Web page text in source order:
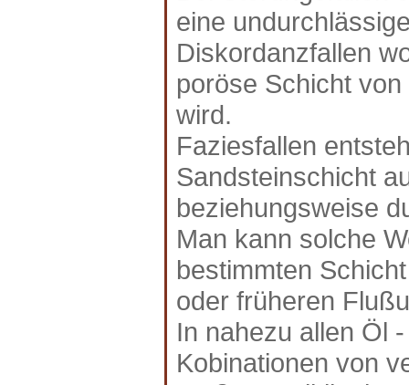
eine
Diskordanzfallen
poröse Schicht
wird.
Faziesfallen
Sandsteinschicht
beziehungsweise
Man kann solche
bestimmten
oder früheren
In nahezu allen Öl
Kobinationen von